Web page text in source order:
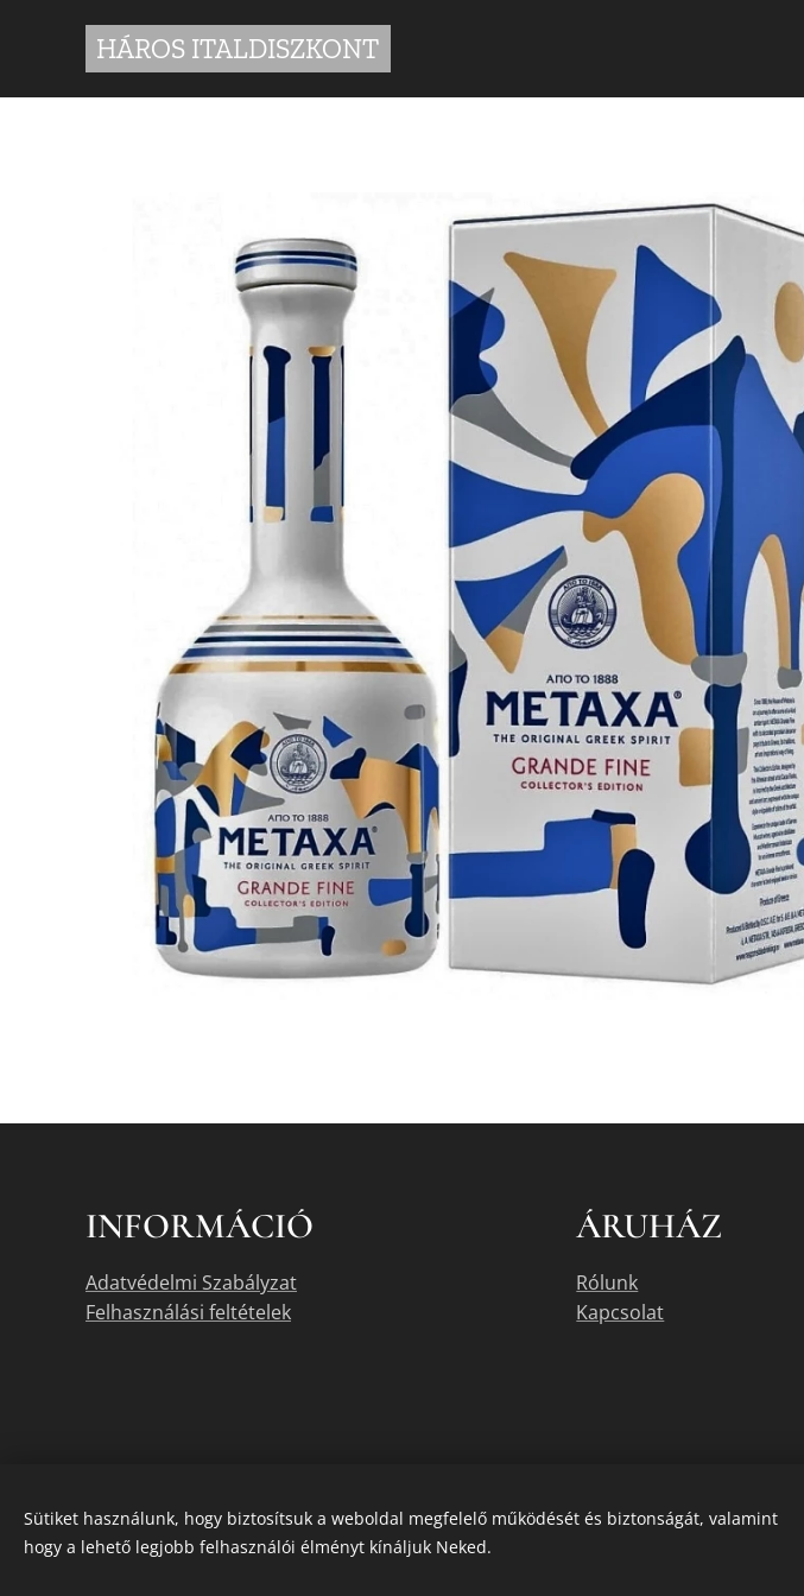
HÁROS ITALDISZKONT
INFORMÁCIÓ
Adatvédelmi Szabályzat
Felhasználási feltételek
ÁRUHÁZ
Rólunk
Kapcsolat
A termékek aktuális készletéről érdeklődjön az
Sütiket használunk, hogy biztosítsuk a weboldal megfelelő működését és biztonságát, valamint
hogy a lehető legjobb felhasználói élményt kínáljuk Neked.